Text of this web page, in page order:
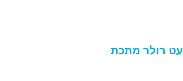
עט רולר מתכת